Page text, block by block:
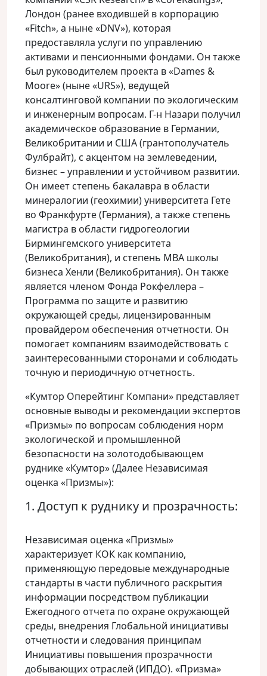
Лондон (ранее входившей в корпорацию
«Fitch», а ныне «DNV»), которая
предоставляла услуги по управлению
активами и пенсионными фондами. Он также
был руководителем проекта в «Dames &
Moore» (ныне «URS»), ведущей
консалтинговой компании по экологическим
и инженерным вопросам. Г-н Назари получил
академическое образование в Германии,
Великобритании и США (грантополучатель
Фулбрайт), с акцентом на землеведении,
бизнес – управлении и устойчивом развитии.
Он имеет степень бакалавра в области
минералогии (геохимии) университета Гете
во Франкфурте (Германия), а также степень
магистра в области гидрогеологии
Бирмингемского университета
(Великобритания), и степень MBA школы
бизнеса Хенли (Великобритания). Он также
является членом Фонда Рокфеллера –
Программа по защите и развитию
окружающей среды, лицензированным
провайдером обеспечения отчетности. Он
помогает компаниям взаимодействовать с
заинтересованными сторонами и соблюдать
точную и периодичную отчетность.
«Кумтор Оперейтинг Компани» представляет
основные выводы и рекомендации экспертов
«Призмы» по вопросам соблюдения норм
экологической и промышленной
безопасности на золотодобывающем
руднике «Кумтор» (Далее Независимая
оценка «Призмы»):
1. Доступ к руднику и прозрачность:
Независимая оценка «Призмы»
характеризует КОК как компанию,
применяющую передовые международные
стандарты в части публичного раскрытия
информации посредством публикации
Ежегодного отчета по охране окружающей
среды, внедрения Глобальной инициативы
отчетности и следования принципам
Инициативы повышения прозрачности
добывающих отраслей (ИПДО). «Призма»